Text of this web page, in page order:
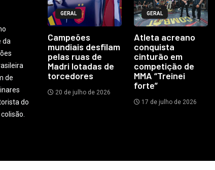
da
de
do
GERAL
Campeões
mundiais desfilam
pelas ruas de
Madri lotadas de
torcedores
20 de julho de 2026
GERAL
Atleta acreano
conquista
cinturão em
competição de
MMA “Treinei
forte”
17 de julho de 2026